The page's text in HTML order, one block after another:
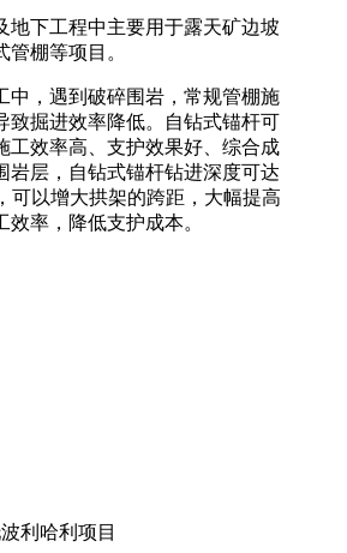
地下工程中主要用于露天矿边坡
棚等项目。
中，遇到破碎围岩，常规管棚施
致掘进效率降低。自钻式锚杆可
工效率高、支护效果好、综合成
岩层，自钻式锚杆钻进深度可达
可以增大拱架的跨距，大幅提高
率，降低支护成本。
利哈利项目